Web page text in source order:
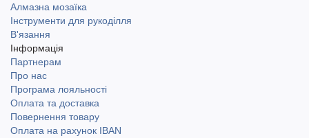
Алмазна мозаїка
Інструменти для рукоділля
В'язання
Інформація
Партнерам
Про нас
Програма лояльності
Оплата та доставка
Повернення товару
Оплата на рахунок IBAN